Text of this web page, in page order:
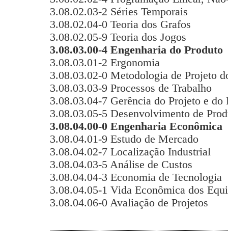
3.08.02.03-2 Séries Temporais
3.08.02.04-0 Teoria dos Grafos
3.08.02.05-9 Teoria dos Jogos
3.08.03.00-4 Engenharia do Produto
3.08.03.01-2 Ergonomia
3.08.03.02-0 Metodologia de Projeto
3.08.03.03-9 Processos de Trabalho
3.08.03.04-7 Gerência do Projeto e do
3.08.03.05-5 Desenvolvimento de
3.08.04.00-0 Engenharia Econômica
3.08.04.01-9 Estudo de Mercado
3.08.04.02-7 Localização Industrial
3.08.04.03-5 Análise de Custos
3.08.04.04-3 Economia de Tecnologia
3.08.04.05-1 Vida Econômica dos
3.08.04.06-0 Avaliação de Projetos